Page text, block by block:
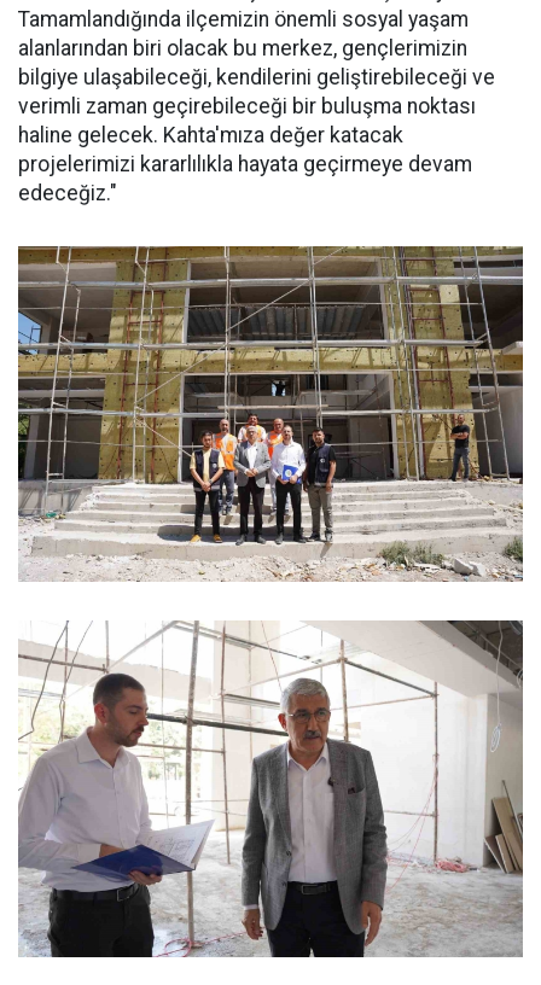
Tamamlandığında ilçemizin önemli sosyal yaşam
alanlarından biri olacak bu merkez, gençlerimizin
bilgiye ulaşabileceği, kendilerini geliştirebileceği ve
verimli zaman geçirebileceği bir buluşma noktası
haline gelecek. Kahta'mıza değer katacak
projelerimizi kararlılıkla hayata geçirmeye devam
edeceğiz."